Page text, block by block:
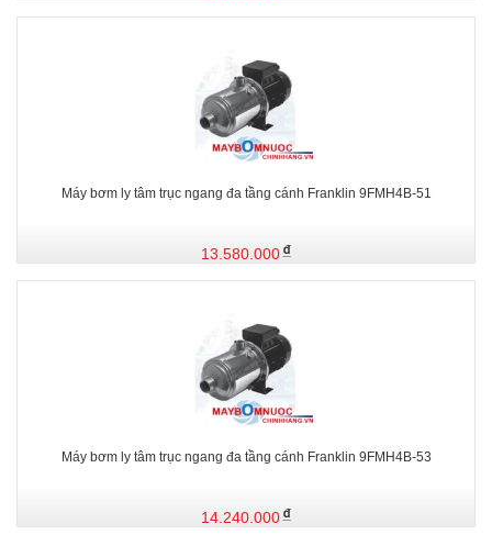
Máy bơm ly tâm trục ngang đa tầng cánh Franklin 9FMH4B-51
13.580.000
Máy bơm ly tâm trục ngang đa tầng cánh Franklin 9FMH4B-53
14.240.000